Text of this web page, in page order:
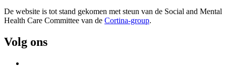
De website is tot stand gekomen met steun van de Social and Mental
Health Care Committee van de Cortina-group.
Volg ons